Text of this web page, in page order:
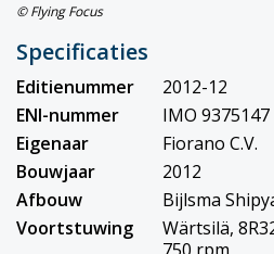
© Flying Focus
Specificaties
Editienummer
2012-12
ENI-nummer
IMO 9375147
Eigenaar
Fiorano C.V.
Bouwjaar
2012
Afbouw
Bijlsma
Voortstuwing
Wärtsilä,
750 rpm